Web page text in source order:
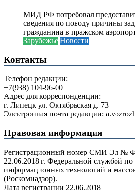
МИД РФ потребовал
сведения по поводу причины
гражданина в пражском
Зарубежье Новости
Контакты
Телефон редакции:
+7(938) 104-96-00
Адрес для корреспонденции:
г. Липецк ул. Октябрьская д. 73
Электронная почта редакции:
Правовая информация
Регистрационный номер СМИ Эл №
22.06.2018 г. Федеральной службой по
информационных технологий и
(Роскомнадзор).
Дата регистрации 22.06.2018